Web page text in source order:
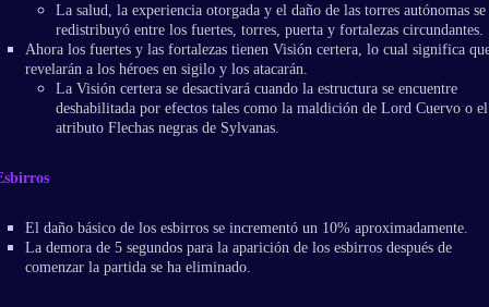
La salud, la experiencia otorgada y el daño de las torres autónomas se
redistribuyó entre los fuertes, torres, puerta y fortalezas circundantes.
Ahora los fuertes y las fortalezas tienen Visión certera, lo cual significa
revelarán a los héroes en sigilo y los atacarán.
La Visión certera se desactivará cuando la estructura se encuentre
deshabilitada por efectos tales como la maldición de Lord Cuervo o el
atributo Flechas negras de Sylvanas.
El daño básico de los esbirros se incrementó un 10% aproximadamente.
La demora de 5 segundos para la aparición de los esbirros después de
comenzar la partida se ha eliminado.